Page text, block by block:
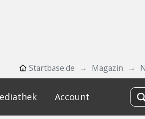
Startbase.de Magazin
Account